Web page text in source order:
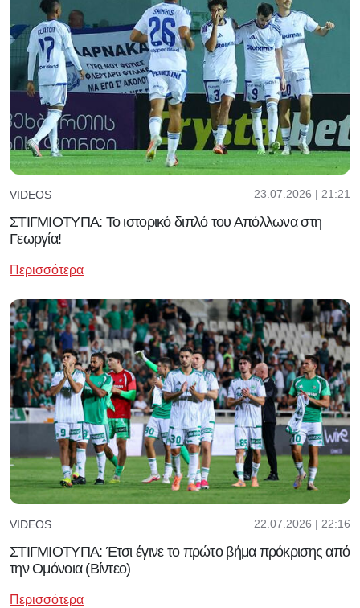
VIDEOS 23.07.2026 | 21:21
ΣΤΙΓΜΙΟΤΥΠΑ: Το ιστορικό διπλό του Απόλλωνα στη
Γεωργία!
Περισσότερα
VIDEOS 22.07.2026 | 22:16
ΣΤΙΓΜΙΟΤΥΠΑ: Έτσι έγινε το πρώτο βήμα πρόκρισης από
την Ομόνοια (Βίντεο)
Περισσότερα